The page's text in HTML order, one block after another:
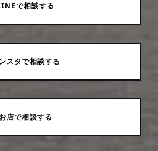
で相談する
スタで相談する
お店で相談する